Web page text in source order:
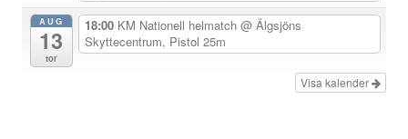
g
AUG
13
tor
18:00 KM Nationell helmatch @ Älgsjöns
Skyttecentrum, Pistol 25m
Visa kalender